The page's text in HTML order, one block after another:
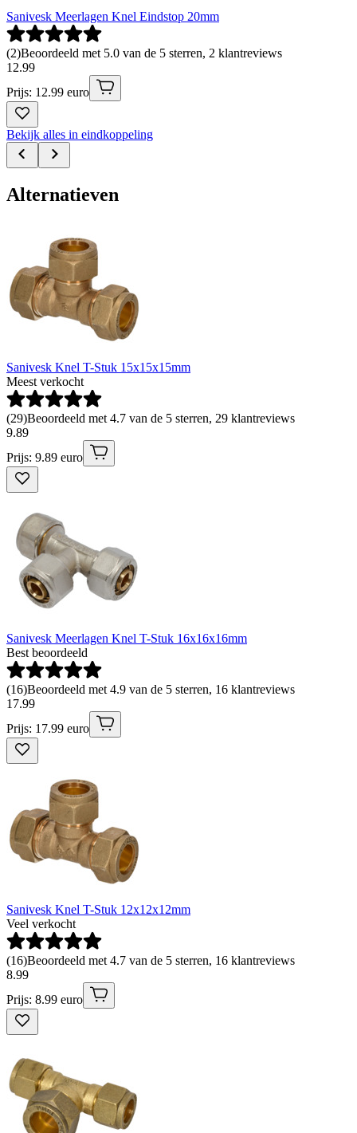
Sanivesk Meerlagen Knel Eindstop 20mm
(2)Beoordeeld met 5.0 van de 5 sterren, 2 klantreviews
12.99
Prijs: 12.99 euro
Bekijk alles in eindkoppeling
Alternatieven
Sanivesk Knel T-Stuk 15x15x15mm
Meest verkocht
(29)Beoordeeld met 4.7 van de 5 sterren, 29 klantreviews
9.89
Prijs: 9.89 euro
Sanivesk Meerlagen Knel T-Stuk 16x16x16mm
Best beoordeeld
(16)Beoordeeld met 4.9 van de 5 sterren, 16 klantreviews
17.99
Prijs: 17.99 euro
Sanivesk Knel T-Stuk 12x12x12mm
Veel verkocht
(16)Beoordeeld met 4.7 van de 5 sterren, 16 klantreviews
8.99
Prijs: 8.99 euro